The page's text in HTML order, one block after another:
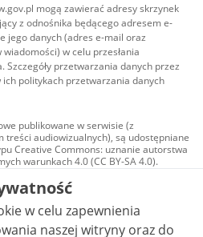
mogą zawierać adresy skrzynek
z odnośnika będącego adresem e-
jego danych (adres e-mail oraz
w celu przesłania
Szczegóły przetwarzania danych przez
politykach przetwarzania danych
publikowane w serwisie (z
treści audiowizualnych), są udostępniane
Creative Commons: uznanie autorstwa
warunkach 4.0 (CC BY-SA 4.0).
w tym zdjęcia, materiały
są udostępniane na licencji typu
uznanie autorstwa użycie
- bez utworów zależnych 4.0 (CC BY-
ile nie jest to stwierdzone inaczej.
w celu zapewnienia
naszej witryny oraz do